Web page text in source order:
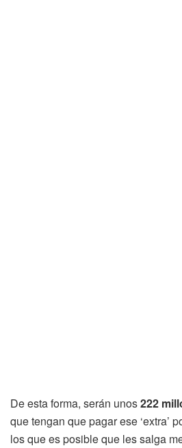
De esta forma, serán unos222
que tengan que pagar ese ‘extra’
los que es posible que les salga